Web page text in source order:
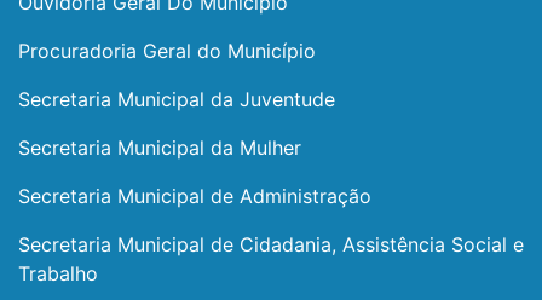
Procuradoria Geral do Município
Secretaria Municipal da Juventude
Secretaria Municipal da Mulher
Secretaria Municipal de Administração
Secretaria Municipal de Cidadania, Assistência Social e
Trabalho